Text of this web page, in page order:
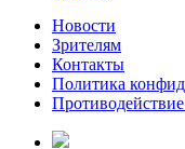
Новости
Зрителям
Контакты
Политика